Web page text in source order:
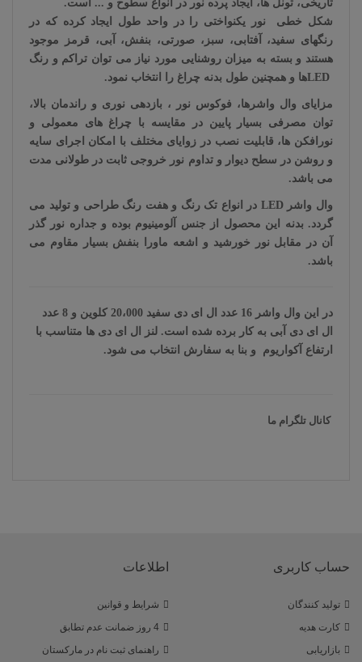
تاریخی، تونل ها، ایجاد پرده نور در انواع سطوح و ... است.
شکل خطی
نور یکنواختی را در واحد طول ایجاد کرده که در
رنگهای سفید، آفتابی، سبز، صورتی، بنفش، آبی، قرمز موجود
هستند و بسته به میزان روشنایی مورد نیاز می توان تراکم و رنگ
LEDها و همچنین طول بدنه چراغ را انتخاب نمود.
مزایای وال واشرها، فوکوس نور ، بازدهی نوری و راندمان بالا،
توان مصرفی بسیار پایین در مقایسه با چراغ های معمولی و
نورافکن ها، قابلیت نصب در زوایای مختلف با امکان اجرای سایه
و روشن در سطح دیوار و تداوم نور خروجی ثابت در طولانی مدت
می باشد.
وال واشرLED در انواع تک رنگ و هفت رنگ طراحی و تولید می
گردد. بدنه این محصول از جنس آلومینیوم بوده و جداره نور گذر
آن در مقابل نور خورشید و اشعه ماورا بنفش بسیار مقاوم می
باشد.
در این وال واشر 16 عدد ال ای دی سفید 20،000 کلوین و 8 عدد
ال ای دی آبی به کار برده شده است. لنز ال ای دی ها متناسب با
ارتفاع آکواریوم و بنا به سفارش انتخاب می شود.
کانال تلگرام ما
حساب کاربری
تولید کنندگان
کارت هدیه
بازاریابی
اطلاعات
شرایط و قوانین
4 روز ضمانت عدم تطابق
راهنمای ثبت نام در مارکستان